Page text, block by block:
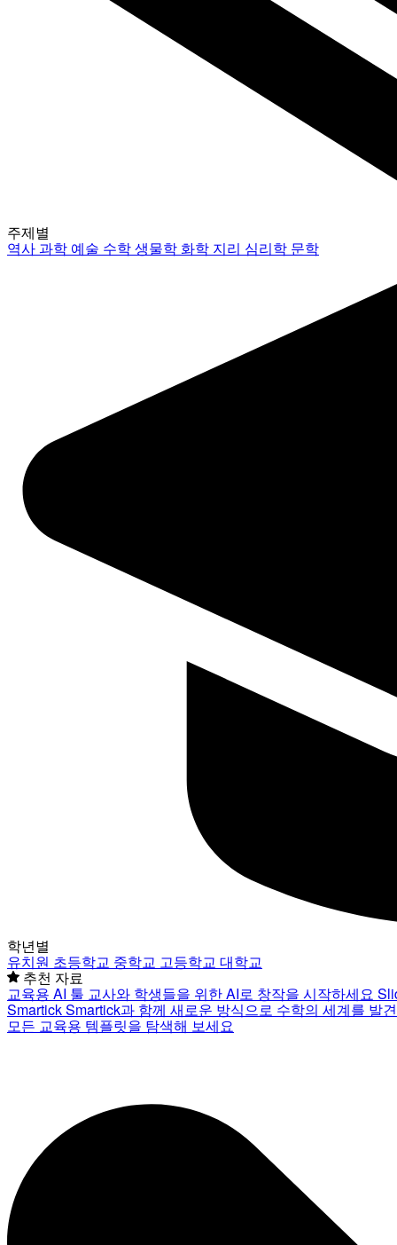
주제별
역사과학 예술 수학생물학 화학 지리 심리학 문학
학년별
유치원 초등학교 중학교 고등학교 대학교
추천 자료
교육용 AI 툴 교사와 학생들을 위한 AI로 창작을 시작하세요
SmartickSmartick과 함께 새로운 방식으로 수학의 세계를 발
모든 교육용 템플릿을 탐색해 보세요